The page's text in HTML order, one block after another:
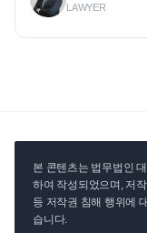
LAWYER
본 콘텐츠는 법무법인
하여 작성되었으며, 저
등 저작권 침해 행위에
습니다.